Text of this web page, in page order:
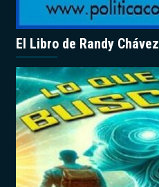
El Libro de Randy Chávez